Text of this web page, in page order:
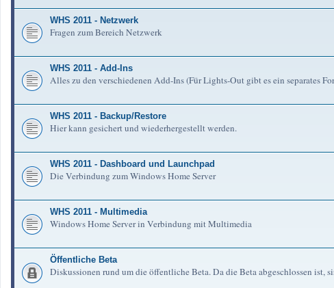
WHS 2011 - Netzwerk
Fragen zum Bereich Netzwerk
WHS 2011 - Add-Ins
Alles zu den verschiedenen Add-Ins (Für Lights-Out gibt es ein separates
WHS 2011 - Backup/Restore
Hier kann gesichert und wiederhergestellt werden.
WHS 2011 - Dashboard und Launchpad
Die Verbindung zum Windows Home Server
WHS 2011 - Multimedia
Windows Home Server in Verbindung mit Multimedia
Öffentliche Beta
Diskussionen rund um die öffentliche Beta. Da die Beta abgeschlossen ist,